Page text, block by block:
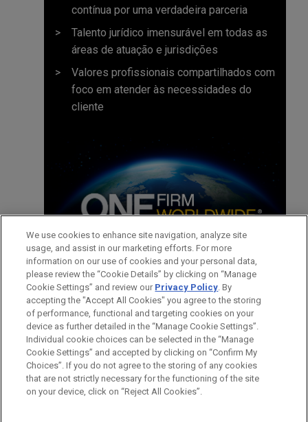
contínua por uma verdadeira parceria
Talento jurídico imensurável em todas as
áreas de atuação e jurisdições
Valores profissionais compartilhados com
foco em atender às necessidades do
cliente
ADVOGADOS
CONTATOS
FEATURED INSIGHTS
AUGUST 2024 COMMENTARY
DOJ anuncia programa piloto de
recompensas para denunciantes no
âmbito corporativo
Antes de enviar, por favor observe que:
a Informação contida neste website (www.jonesday.com)
destina-se a uso geral e não pode ser considerada como
CONTATE-NOS AVISO LEGAL
PRIVACIDADE
DIREITOS AUTORAIS
We use cookies to enhance site navigation, analyze site
usage, and assist in our marketing efforts. For more
information on our use of cookies and your personal data,
please review the “Cookie Details” by clicking on “Manage
Cookie Settings” and review our Privacy Policy. By
accepting the "Accept All Cookies" you agree to the storing
of performance, functional and targeting cookies on your
device as further detailed in the “Manage Cookie Settings”.
Individual cookie choices can be selected in the “Manage
Cookie Settings” and accepted by clicking on “Confirm My
Choices”. If you do not agree to the storing of any cookies
that are not strictly necessary for the functioning of the site
on your device, click on “Reject All Cookies”.